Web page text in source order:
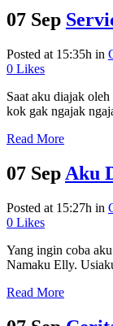
07 Sep
Posted at 15:35h in
0 Likes
Saat aku diajak
kok gak ngajak
Read More
07 Sep Aku
Posted at 15:27h in
0 Likes
Yang ingin coba
Namaku Elly.
Read More